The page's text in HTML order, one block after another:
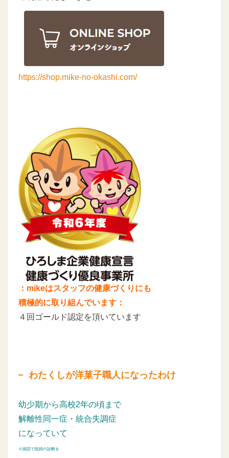
https://shop.mike-no-okashi.com/
：mikeはスタッフの健康づくりにも
積極的に取り組んでいます：
４回ゴールド認定を頂いています
わたくしが洋菓子職人になったわけ
幼少期から高校2年の頃まで
解離性同一症・統合失調症
になっていて
※病院で医師の診断を